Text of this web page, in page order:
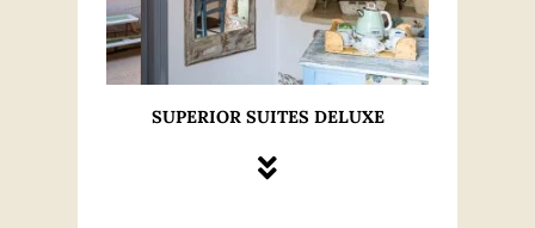
SUPERIOR SUITES DELUXE